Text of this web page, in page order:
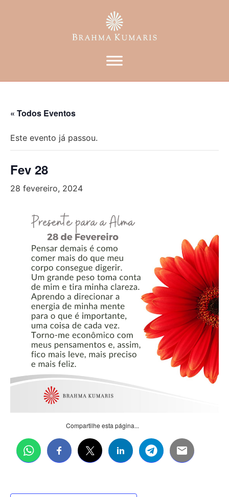
« Todos Eventos
Este evento já passou.
Fev 28
28 fevereiro, 2024
Compartilhe esta página...